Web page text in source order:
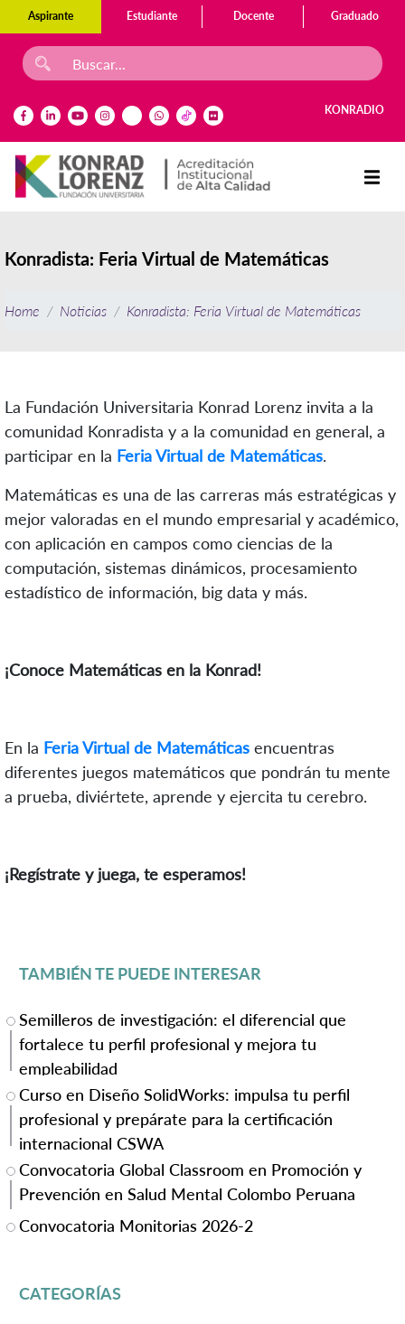
Aspirante Estudiante Docente Graduado
KONRADIO
Konradista: Feria Virtual de Matemáticas
Home Noticias Konradista: Feria Virtual de Matemáticas
La Fundación Universitaria Konrad Lorenz invita a la
comunidad Konradista y a la comunidad en general, a
participar en la Feria Virtual de Matemáticas.
Matemáticas es una de las carreras más estratégicas y
mejor valoradas en el mundo empresarial y académico,
con aplicación en campos como ciencias de la
computación, sistemas dinámicos, procesamiento
estadístico de información, big data y más.
¡Conoce Matemáticas en la Konrad!
En la Feria Virtual de Matemáticas encuentras
diferentes juegos matemáticos que pondrán tu mente
a prueba, diviértete, aprende y ejercita tu cerebro.
¡Regístrate y juega, te esperamos!
TAMBIÉN TE PUEDE INTERESAR
Semilleros de investigación: el diferencial que
fortalece tu perfil profesional y mejora tu
empleabilidad
Curso en Diseño SolidWorks: impulsa tu perfil
profesional y prepárate para la certificación
internacional CSWA
Convocatoria Global Classroom en Promoción y
Prevención en Salud Mental Colombo Peruana
Convocatoria Monitorias 2026-2
CATEGORÍAS